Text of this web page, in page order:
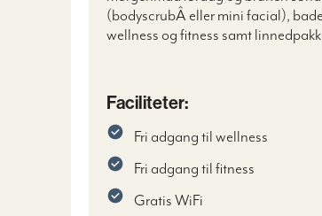
(bodyscrubÂ eller mini facial),
wellness og fitness samt
Faciliteter:
Fri adgang til wellness
Fri adgang til fitness
Gratis WiFi